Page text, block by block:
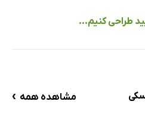
طراحی کنیم...
مشاهده همه ›